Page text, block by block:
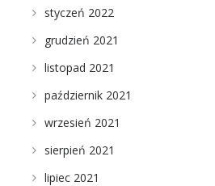
styczeń 2022
grudzień 2021
listopad 2021
październik 2021
wrzesień 2021
sierpień 2021
lipiec 2021